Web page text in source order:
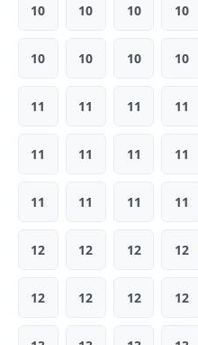
10 10 10 10
10 10 10 10
11 11 11 11
11 11 11 11
11 11 11 11
12 12 12 12
12 12 12 12